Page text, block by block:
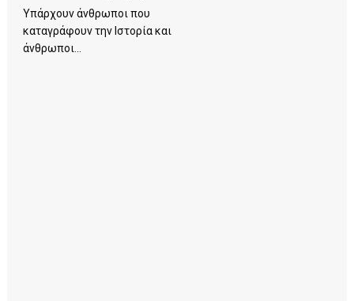
Υπάρχουν άνθρωποι που
καταγράφουν την Ιστορία και
άνθρωποι...